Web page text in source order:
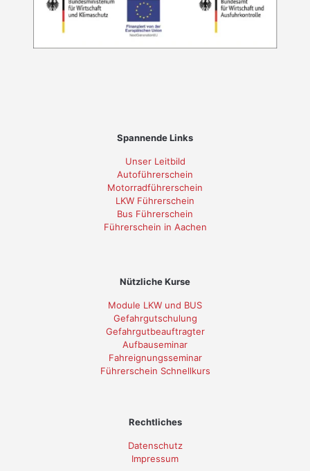
Spannende Links
Unser Leitbild
Autoführerschein
Motorradführerschein
LKW Führerschein
Bus Führerschein
Führerschein in Aachen
Nützliche Kurse
Module LKW und BUS
Gefahrgutschulung
Gefahrgutbeauftragter
Aufbauseminar
Fahreignungsseminar
Führerschein Schnellkurs
Rechtliches
Datenschutz
Impressum